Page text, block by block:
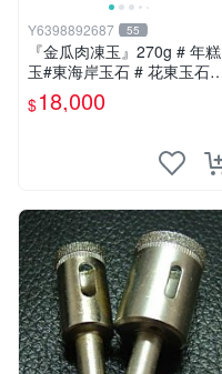
Y6398892687 55
『金瓜肉凍玉』270g # 年糕
玉#東海岸玉石 # 花東玉石#
總統石#台灣藍寶
$18,000